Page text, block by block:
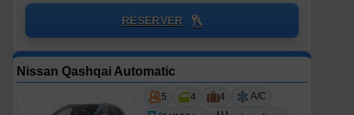
RÉSERVER
Nissan Qashqai Automatic
5 4 4
A/C